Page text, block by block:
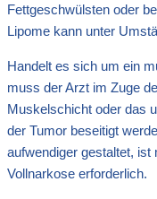
Fettgeschwülsten oder
Lipome kann unter
Handelt es sich um ein
muss der Arzt im Zuge
Muskelschicht oder das
der Tumor beseitigt
aufwendiger gestaltet,
Vollnarkose erforderlich.